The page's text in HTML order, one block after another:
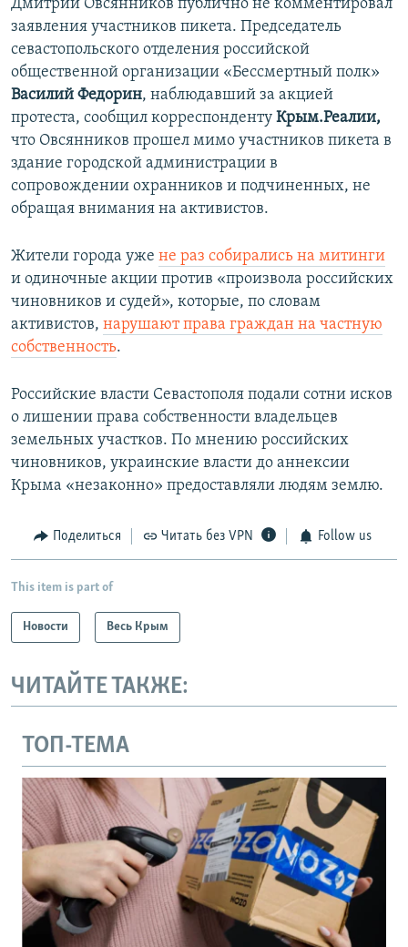
Дмитрий Овсянников публично не комментировал
заявления участников пикета. Председатель
севастопольского отделения российской
общественной организации «Бессмертный полк»
Василий Федорин, наблюдавший за акцией
протеста, сообщил корреспонденту Крым.Реалии,
что Овсянников прошел мимо участников пикета в
здание городской администрации в
сопровождении охранников и подчиненных, не
обращая внимания на активистов.
Жители города уже не раз собирались на митинги
и одиночные акции против «произвола российских
чиновников и судей», которые, по словам
активистов, нарушают права граждан на частную
собственность.
Российские власти Севастополя подали сотни исков
о лишении права собственности владельцев
земельных участков. По мнению российских
чиновников, украинские власти до аннексии
Крыма «незаконно» предоставляли людям землю.
Поделиться Читать без VPN Follow us
This item is part of
Новости Весь Крым
ЧИТАЙТЕ ТАКЖЕ:
ТОП-ТЕМА